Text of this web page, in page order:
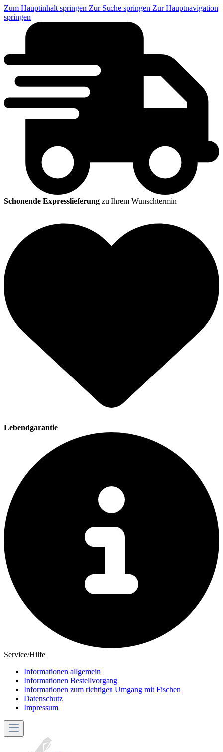
Zum Hauptinhalt springen Zur Suche springen Zur Hauptnavigation
springen
Schonende Expresslieferung zu Ihrem Wunschtermin
Lebendgarantie
Service/Hilfe
Informationen allgemein
Informationen Bestellvorgang
Informationen zum richtigen Umgang mit Fischen
Datenschutz
Impressum